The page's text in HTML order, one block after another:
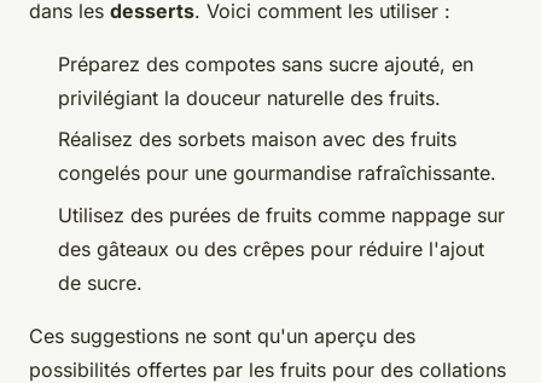
dans les desserts. Voici comment les utiliser :
Préparez des compotes sans sucre ajouté, en
privilégiant la douceur naturelle des fruits.
Réalisez des sorbets maison avec des fruits
congelés pour une gourmandise rafraîchissante.
Utilisez des purées de fruits comme nappage sur
des gâteaux ou des crêpes pour réduire l'ajout
de sucre.
Ces suggestions ne sont qu'un aperçu des
possibilités offertes par les fruits pour des collations